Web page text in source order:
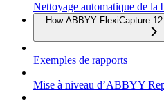
Nettoyage automatique de la
How ABBYY FlexiCapture
Exemples de rapports
Mise à niveau d’ABBYY